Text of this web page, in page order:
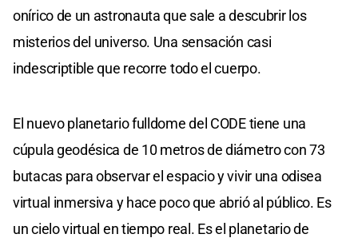
onírico de un astronauta que sale a descubrir los
misterios del universo. Una sensación casi
indescriptible que recorre todo el cuerpo.
El nuevo planetario fulldome del CODE tiene una
cúpula geodésica de 10 metros de diámetro con 73
butacas para observar el espacio y vivir una odisea
virtual inmersiva y hace poco que abrió al público. Es
un cielo virtual en tiempo real. Es el planetario de